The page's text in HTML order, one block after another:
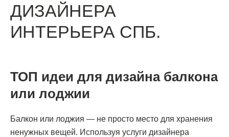
ДИЗАЙНЕРА
ИНТЕРЬЕРА СПБ.
ТОП идеи для дизайна балкона
или лоджии
Балкон или лоджия — не просто место для хранения
ненужных вещей. Используя услуги дизайнера